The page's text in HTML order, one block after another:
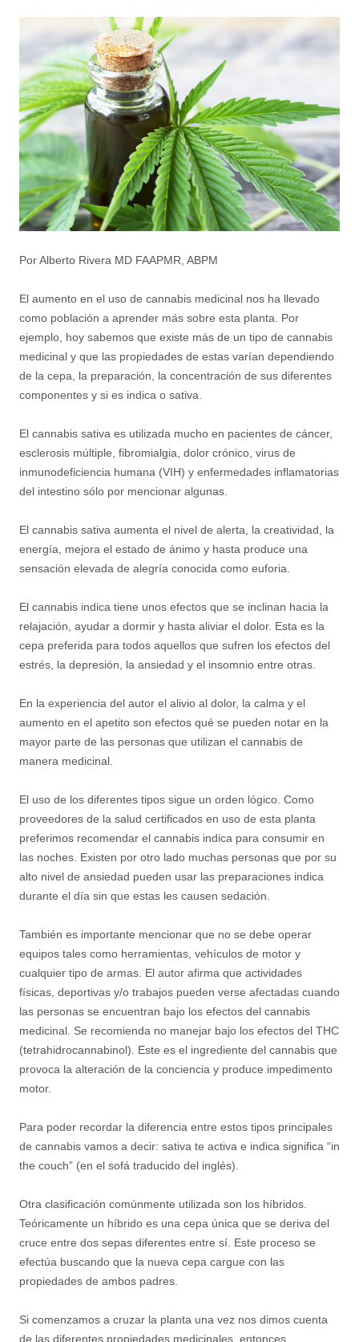
Por Alberto Rivera MD FAAPMR, ABPM
El aumento en el uso de cannabis medicinal nos ha llevado
como población a aprender más sobre esta planta. Por
ejemplo, hoy sabemos que existe más de un tipo de cannabis
medicinal y que las propiedades de estas varían dependiendo
de la cepa, la preparación, la concentración de sus diferentes
componentes y si es indica o sativa.
El cannabis sativa es utilizada mucho en pacientes de cáncer,
esclerosis múltiple, fibromialgia, dolor crónico, virus de
inmunodeficiencia humana (VIH) y enfermedades inflamatorias
del intestino sólo por mencionar algunas.
El cannabis sativa aumenta el nivel de alerta, la creatividad, la
energía, mejora el estado de ánimo y hasta produce una
sensación elevada de alegría conocida como euforia.
El cannabis indica tiene unos efectos que se inclinan hacia la
relajación, ayudar a dormir y hasta aliviar el dolor. Esta es la
cepa preferida para todos aquellos que sufren los efectos del
estrés, la depresión, la ansiedad y el insomnio entre otras.
En la experiencia del autor el alivio al dolor, la calma y el
aumento en el apetito son efectos qué se pueden notar en la
mayor parte de las personas que utilizan el cannabis de
manera medicinal.
El uso de los diferentes tipos sigue un orden lógico. Como
proveedores de la salud certificados en uso de esta planta
preferimos recomendar el cannabis indica para consumir en
las noches. Existen por otro lado muchas personas que por su
alto nivel de ansiedad pueden usar las preparaciones indica
durante el día sin que estas les causen sedación.
También es importante mencionar que no se debe operar
equipos tales como herramientas, vehículos de motor y
cualquier tipo de armas. El autor afirma que actividades
físicas, deportivas y/o trabajos pueden verse afectadas cuando
las personas se encuentran bajo los efectos del cannabis
medicinal. Se recomienda no manejar bajo los efectos del THC
(tetrahidrocannabinol). Este es el ingrediente del cannabis que
provoca la alteración de la conciencia y produce impedimento
motor.
Para poder recordar la diferencia entre estos tipos principales
de cannabis vamos a decir: sativa te activa e indica significa “in
the couch” (en el sofá traducido del inglés).
Otra clasificación comúnmente utilizada son los híbridos.
Teóricamente un híbrido es una cepa única que se deriva del
cruce entre dos sepas diferentes entre sí. Este proceso se
efectúa buscando que la nueva cepa cargue con las
propiedades de ambos padres.
Si comenzamos a cruzar la planta una vez nos dimos cuenta
de las diferentes propiedades medicinales, entonces